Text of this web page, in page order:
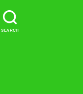
SEARCH